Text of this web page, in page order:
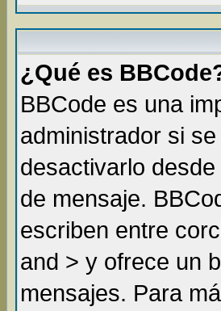
¿Qué es
BBCode es una
administrador si
desactivarlo
de mensaje.
escriben entre
and > y ofrece un
mensajes. Para